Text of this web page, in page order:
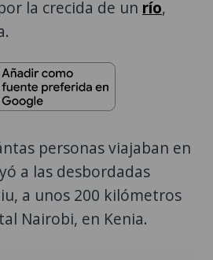
la crecida de un río,
personas viajaban en
a las desbordadas
a unos 200 kilómetros
Nairobi, en Kenia.